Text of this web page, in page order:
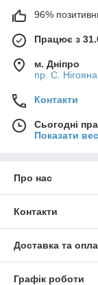
96%
Працює з
м. Дніпро
пр. С.
Контакти
Сьогодні
Показати
Про нас
Контакти
Доставка та
Графік роботи